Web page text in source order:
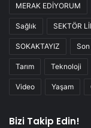
MERAK EDİYORUM
Sağlık SEKTÖR
SOKAKTAYIZ
Tarım Teknoloji
Video Yaşam
Bizi Takip Edin!